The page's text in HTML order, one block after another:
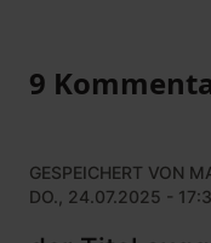
9
GESPEICHERT VON
DO., 24.07.2025 -